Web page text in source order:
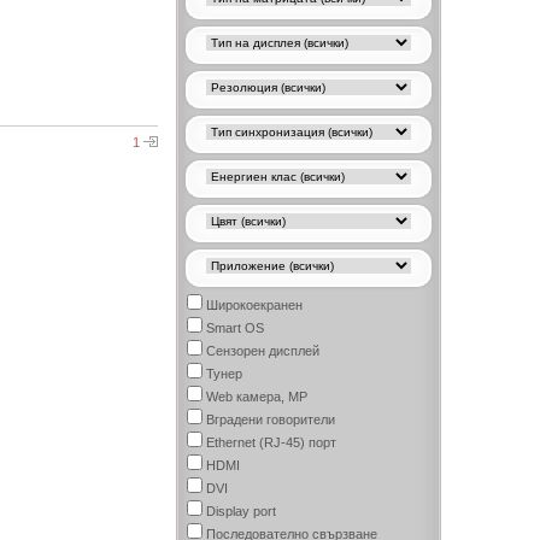
1
Широкоекранен
Smart OS
Сензорен дисплей
Тунер
Web камера, MP
Вградени говорители
Ethernet (RJ-45) порт
HDMI
DVI
Display port
Последователно свързване